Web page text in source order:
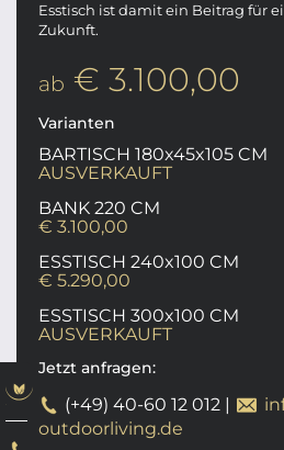
Esstisch ist damit ein Beitrag für
Zukunft.
ab € 3.100,00
Varianten
BARTISCH 180x45x105 CM
AUSVERKAUFT
BANK 220 CM
€ 3.100,00
ESSTISCH 240x100 CM
€ 5.290,00
ESSTISCH 300x100 CM
AUSVERKAUFT
Jetzt anfragen:
(+49) 40-60 12 012 |
outdoorliving.de